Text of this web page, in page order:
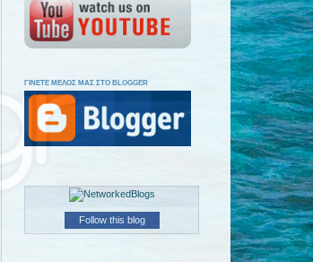
ΓΙΝΕΤΕ ΜΕΛΟΣ ΜΑΣ ΣΤΟ BLOGGER
Follow this blog